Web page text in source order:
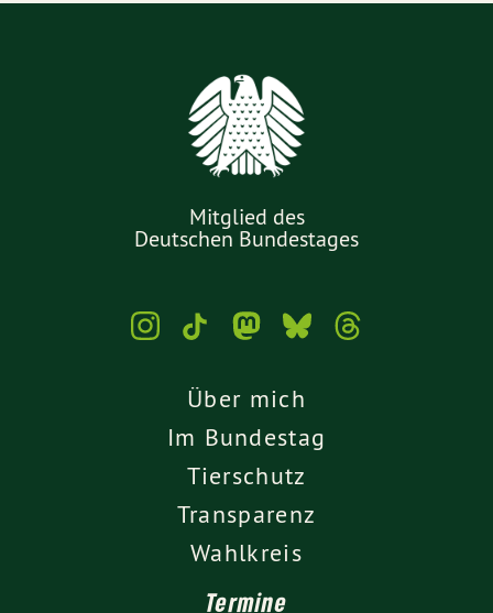
Mitglied des
Deutschen Bundestages
Über mich
Im Bundestag
Tierschutz
Transparenz
Wahlkreis
Termine